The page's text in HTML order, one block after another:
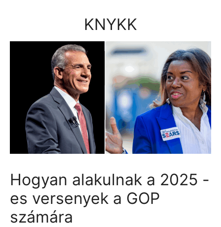
KNYKK
Hogyan alakulnak a 2025 -
es versenyek a GOP
számára